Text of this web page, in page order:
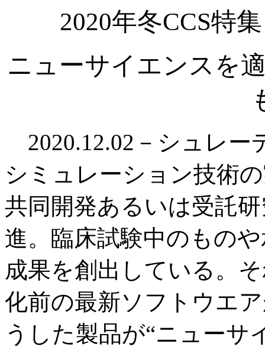
2020年冬CCS特
ニューサイエンスを
2020.12.02－シュレー
シミュレーション技術
共同開発あるいは受託
進。臨床試験中のもの
成果を創出している。
化前の最新ソフトウエ
うした製品が“ニューサ